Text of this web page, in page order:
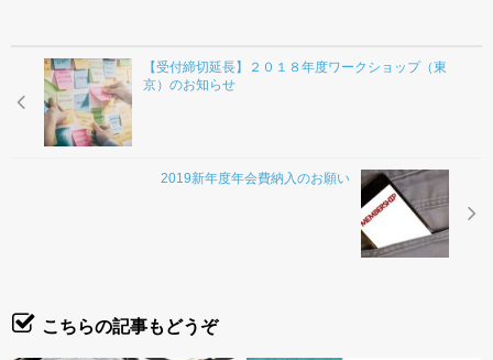
【受付締切延長】２０１８年度ワークショップ（東
京）のお知らせ
2019新年度年会費納入のお願い
こちらの記事もどうぞ